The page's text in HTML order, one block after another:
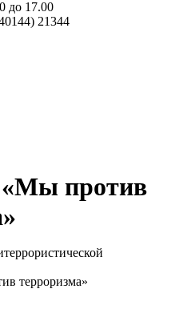
до 17.00
21344
«Мы против
терроризма»